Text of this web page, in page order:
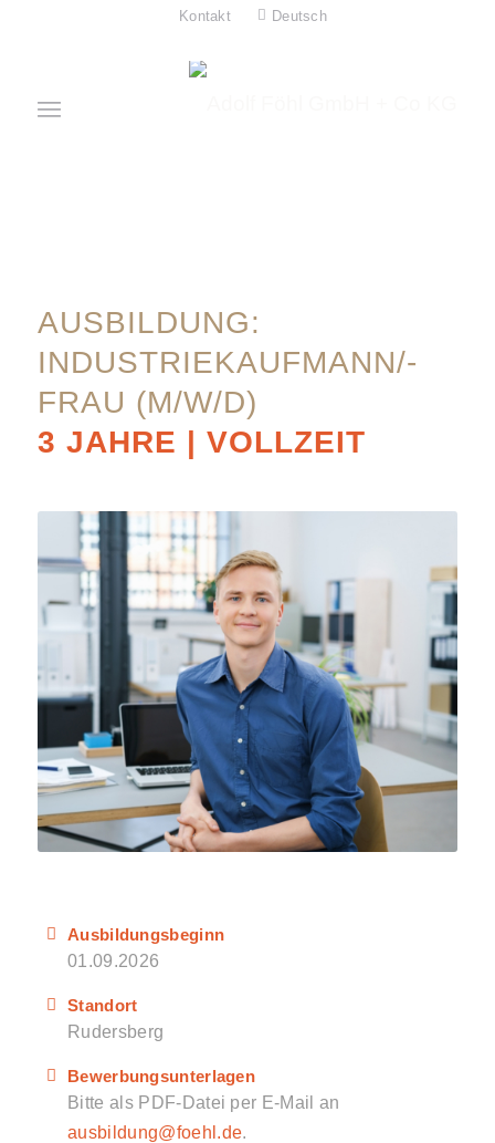
Kontakt Deutsch
AUSBILDUNG:
INDUSTRIEKAUFMANN/-
FRAU (M/W/D)
3 JAHRE | VOLLZEIT
Ausbildungsbeginn
01.09.2026
Standort
Rudersberg
Bewerbungsunterlagen
Bitte als PDF-Datei per E-Mail an
ausbildung@foehl.de.